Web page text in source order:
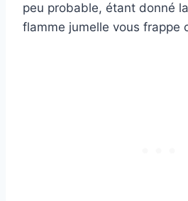
peu probable, étant donné
flamme jumelle vous frappe